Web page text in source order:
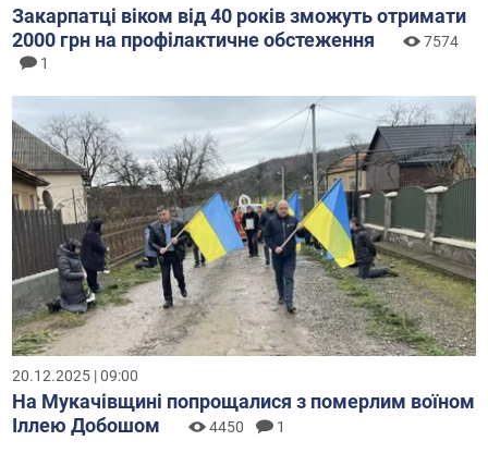
Закарпатці віком від 40 років зможуть отримати
2000 грн на профілактичне обстеження
7574
1
20.12.2025 | 09:00
На Мукачівщині попрощалися з померлим воїном
Іллею Добошом
4450 1